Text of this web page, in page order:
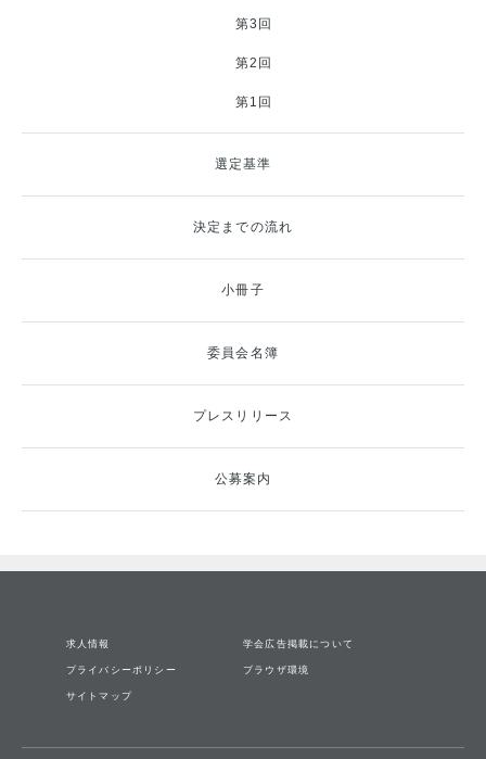
第3回
第2回
第1回
選定基準
決定までの流れ
小冊子
委員会名簿
プレスリリース
公募案内
求人情報 学会広告掲載について
プライバシーポリシー ブラウザ環境
サイトマップ